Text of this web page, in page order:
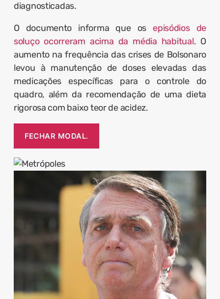
diagnosticadas.
O documento informa que os episódios de
soluço ocorreram acima da média habitual. O
aumento na frequência das crises de Bolsonaro
levou à manutenção de doses elevadas das
medicações específicas para o controle do
quadro, além da recomendação de uma dieta
rigorosa com baixo teor de acidez.
FECHAR MODAL.